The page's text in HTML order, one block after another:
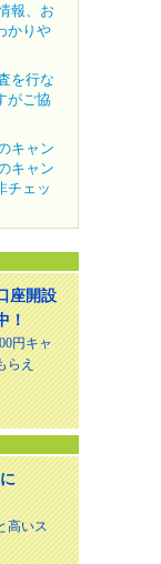
報、お
かりや
を行な
がご協
キャン
キャン
チェッ
座開設
！
円キャ
らえ
高いス